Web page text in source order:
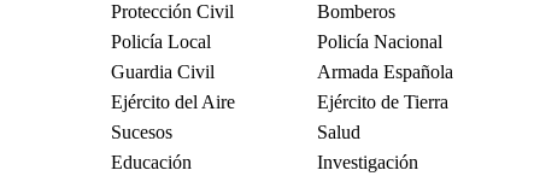
Protección Civil
Bomberos
Policía Local
Policía Nacional
Guardia Civil
Armada Española
Ejército del Aire
Ejército de Tierra
Sucesos
Salud
Educación
Investigación